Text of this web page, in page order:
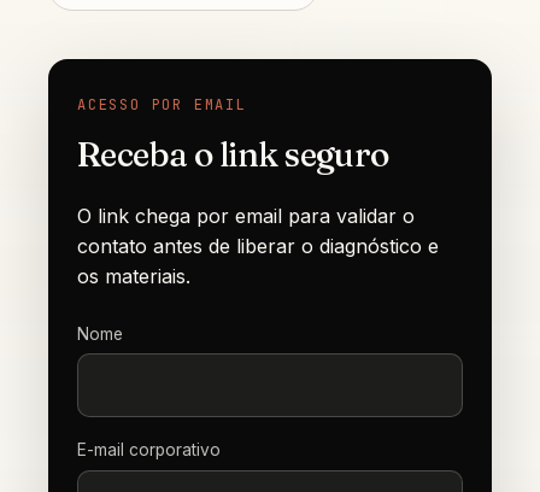
ACESSO POR EMAIL
Receba o link seguro
O link chega por email para validar o
contato antes de liberar o diagnóstico e
os materiais.
Nome
E-mail corporativo